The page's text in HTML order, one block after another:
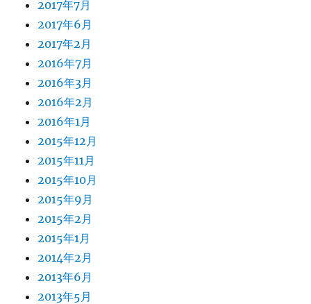
2017年7月
2017年6月
2017年2月
2016年7月
2016年3月
2016年2月
2016年1月
2015年12月
2015年11月
2015年10月
2015年9月
2015年2月
2015年1月
2014年2月
2013年6月
2013年5月